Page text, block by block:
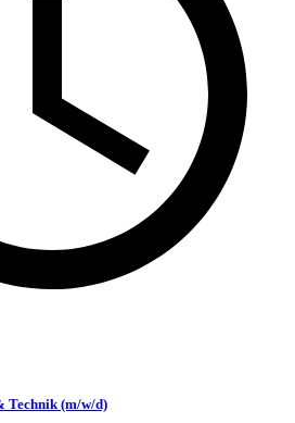
Technik (m/w/d)